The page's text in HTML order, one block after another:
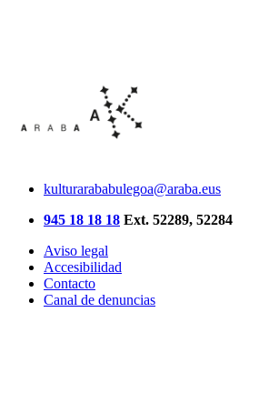
kulturarababulegoa@araba.eus
945 18 18 18 Ext. 52289, 52284
Aviso legal
Accesibilidad
Contacto
Canal de denuncias